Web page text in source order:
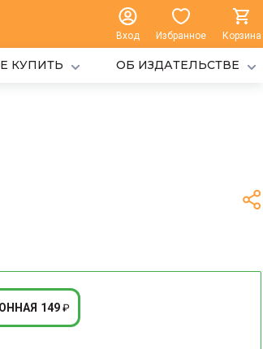
Вход Избранное Корзина
КУПИТЬ ОБ ИЗДАТЕЛЬСТВЕ
149 ₽